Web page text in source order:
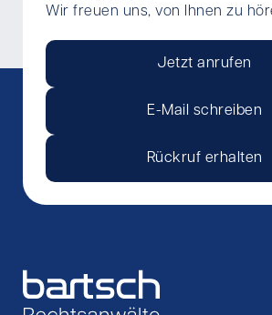
Wir freuen uns, von Ihnen zu
Jetzt anrufen
E-Mail schreiben
Rückruf erhalten